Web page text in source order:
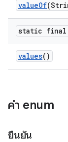
valueOf
static final
values()
ค่า enum
ยืนยัน